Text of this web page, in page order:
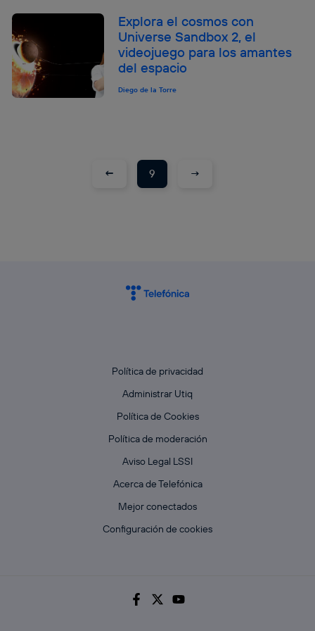
Explora el cosmos con
Universe Sandbox 2, el
videojuego para los amantes
del espacio
Diego de la Torre
← 9 →
Política de privacidad
Administrar Utiq
Política de Cookies
Política de moderación
Aviso Legal LSSI
Acerca de Telefónica
Mejor conectados
Configuración de cookies